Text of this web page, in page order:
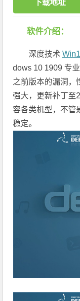
下载地址
软件介绍：
深度技术
dows 10 1909 专
之前版本的漏洞，
强大，更新补丁至
容各类机型，不管
稳定。